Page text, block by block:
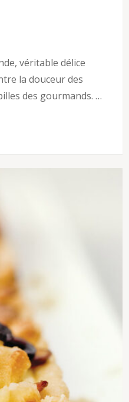
véritable délice
la douceur des
des gourmands. …